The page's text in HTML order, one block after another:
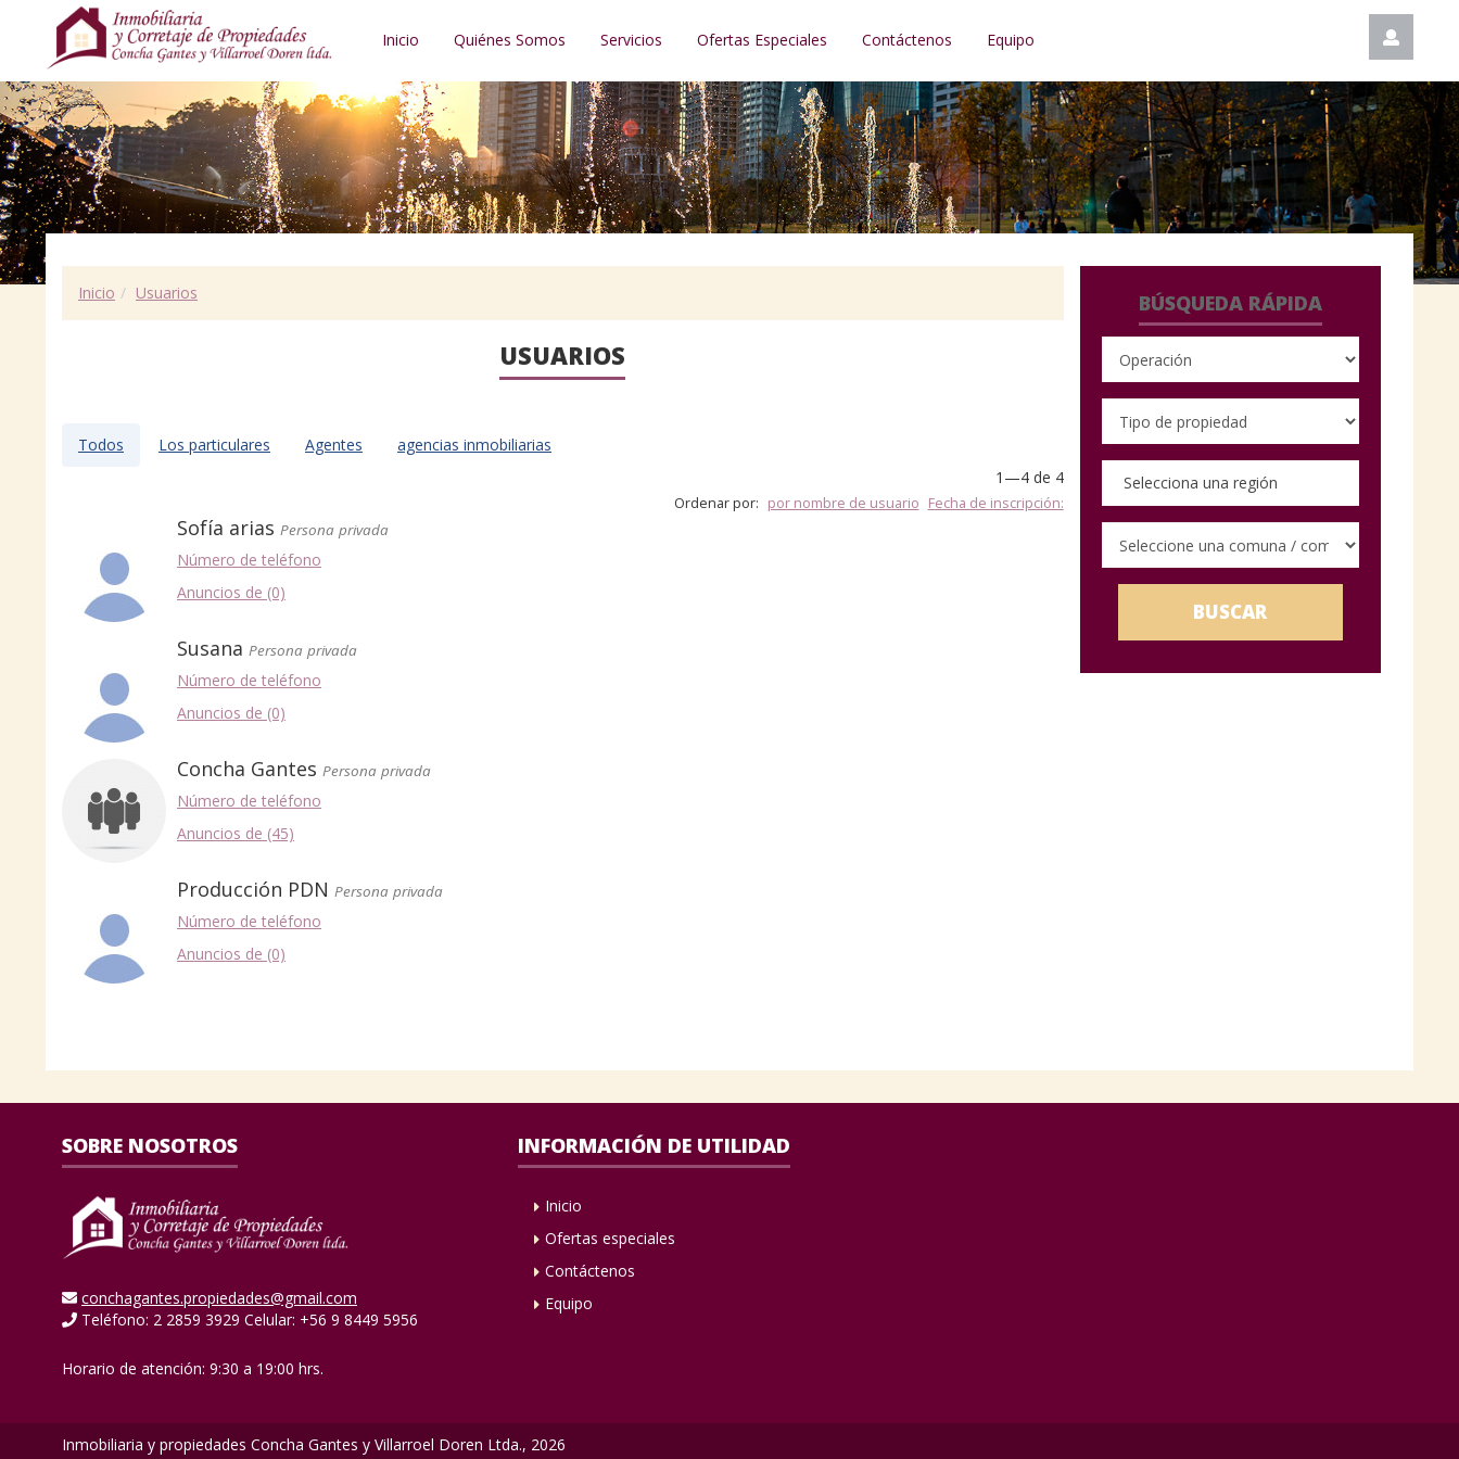
Inicio Quiénes Somos Servicios Ofertas Especiales Contáctenos Equipo
Inicio Usuarios
USUARIOS
Todos Los particulares Agentes
agencias inmobiliarias
1—4 de 4
Ordenar por: por nombre de usuario Fecha de inscripción:
Sofía arias Persona privada
Número de teléfono
Anuncios de (0)
Susana Persona privada
Número de teléfono
Anuncios de (0)
Concha Gantes Persona privada
Número de teléfono
Anuncios de (45)
Producción PDN Persona privada
Número de teléfono
Anuncios de (0)
BÚSQUEDA RÁPIDA
Selecciona una región
BUSCAR
SOBRE NOSOTROS
conchagantes.propiedades@gmail.com
Teléfono: 2 2859 3929 Celular: +56 9 8449 5956
Horario de atención: 9:30 a 19:00 hrs.
INFORMACIÓN DE UTILIDAD
Inicio
Ofertas especiales
Contáctenos
Equipo
Inmobiliaria y propiedades Concha Gantes y Villarroel Doren Ltda., 2026